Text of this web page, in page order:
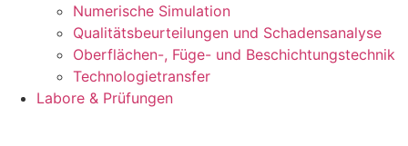
Numerische Simulation
Qualitätsbeurteilungen und Schadensanalyse
Oberflächen-, Füge- und Beschichtungstechnik
Technologietransfer
Labore & Prüfungen